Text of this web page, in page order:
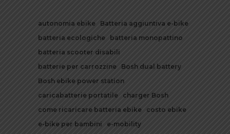
autonomia ebike
Batteria aggiuntiva e-bike
batteria ecologiche
batteria monopattino
batteria scooter disabili
batterie per carrozzine
Bosh dual battery
Bosh ebike power station
caricabatterie portatile
charger Bosh
come ricaricare batteria ebike
costo ebike
e-bike per bambini
e-mobility